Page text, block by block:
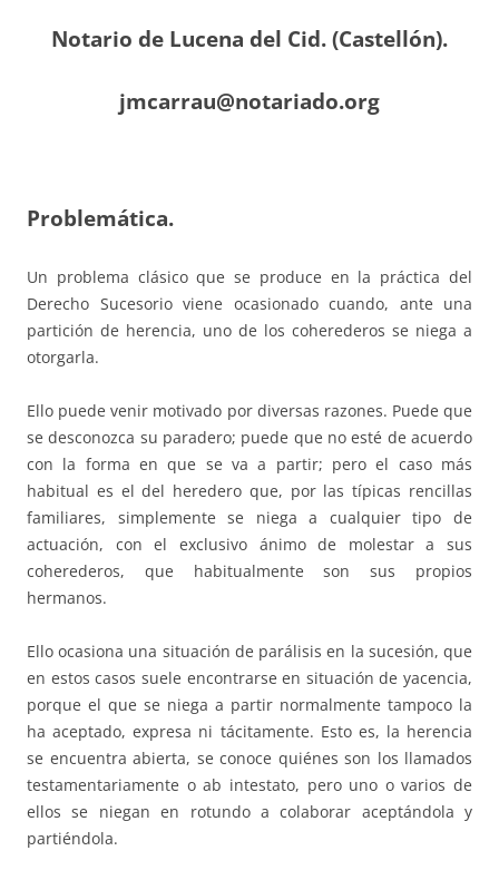
Notario de Lucena del Cid. (Castellón).
jmcarrau@notariado.org
Problemática.
Un problema clásico que se produce en la práctica del
Derecho Sucesorio viene ocasionado cuando, ante una
partición de herencia, uno de los coherederos se niega a
otorgarla.
Ello puede venir motivado por diversas razones. Puede que
se desconozca su paradero; puede que no esté de acuerdo
con la forma en que se va a partir; pero el caso más
habitual es el del heredero que, por las típicas rencillas
familiares, simplemente se niega a cualquier tipo de
actuación, con el exclusivo ánimo de molestar a sus
coherederos, que habitualmente son sus propios
hermanos.
Ello ocasiona una situación de parálisis en la sucesión, que
en estos casos suele encontrarse en situación de yacencia,
porque el que se niega a partir normalmente tampoco la
ha aceptado, expresa ni tácitamente. Esto es, la herencia
se encuentra abierta, se conoce quiénes son los llamados
testamentariamente o ab intestato, pero uno o varios de
ellos se niegan en rotundo a colaborar aceptándola y
partiéndola.